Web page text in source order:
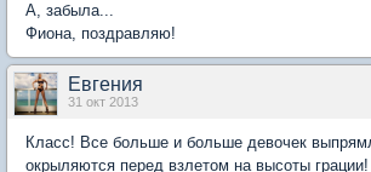
А, забыла...
Фиона, поздравляю!
Евгения
31 окт 2013
Класс! Все больше и больше девочек
окрыляются перед взлетом на высоты грации!